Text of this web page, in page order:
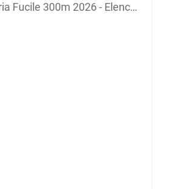
Elenco delle società secondo categoria e numero SAT